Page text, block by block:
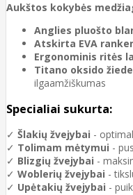
Aukštos kokybės
Anglies pluošto
Atskirta EVA
Ergonominis ritės
Titano oksido
ilgaamžiškumas
Specialiai sukurta:
✓ Šlakių žvejybai -
✓ Tolimam mėtymui -
✓ Blizgių žvejybai -
✓ Woblerių žvejybai -
✓ Upėtakių žvejybai -